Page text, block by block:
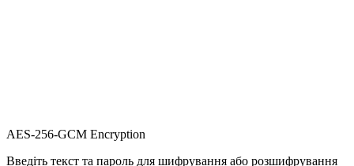
AES-256-GCM Encryption
Введіть текст та пароль для шифрування або розшифрування